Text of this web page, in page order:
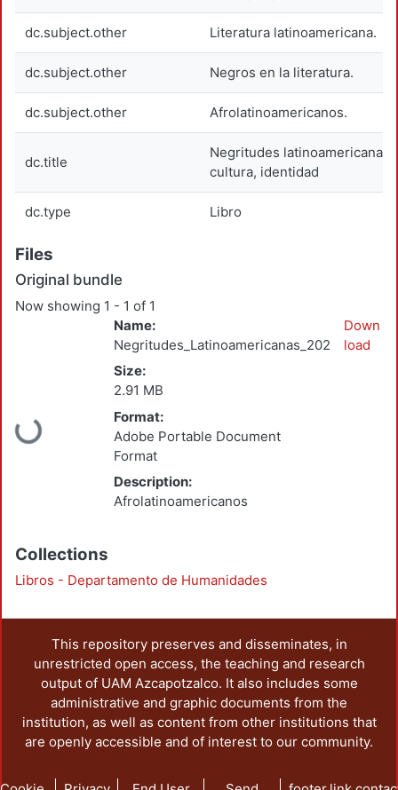
dc.subject.other Literatura latinoamericana.
dc.subject.other Negros en la literatura.
dc.subject.other Afrolatinoamericanos.
dc.title
Negritudes latinoamericanas.
cultura, identidad
dc.type Libro
Files
Original bundle
Now showing 1 - 1 of 1
Loading...
Name:
Negritudes_Latinoamericanas_2026.pdf
Size:
2.91 MB
Format:
Adobe Portable Document
Format
Description:
Afrolatinoamericanos
Down
load
Collections
Libros - Departamento de Humanidades
This repository preserves and disseminates, in
unrestricted open access, the teaching and research
output of UAM Azcapotzalco. It also includes some
administrative and graphic documents from the
institution, as well as content from other institutions that
are openly accessible and of interest to our community.